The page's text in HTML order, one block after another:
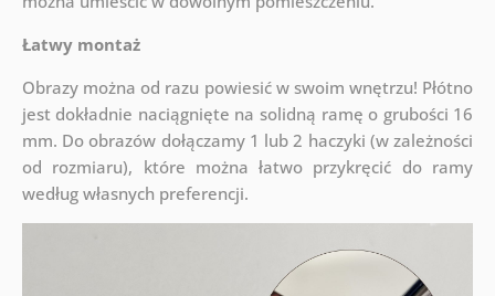
Łatwy montaż
Obrazy można od razu powiesić w swoim wnętrzu! Płótno
jest dokładnie naciągnięte na solidną ramę o grubości 16
mm. Do obrazów dołączamy 1 lub 2 haczyki (w zależności
od rozmiaru), które można łatwo przykręcić do ramy
według własnych preferencji.